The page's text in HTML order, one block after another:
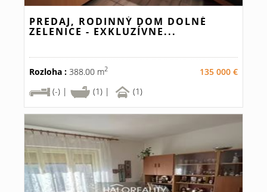
PREDAJ, RODINNÝ DOM DOLNÉ
ZELENICE - EXKLUZÍVNE...
Rozloha : 388.00 m2
135 000 €
(-) |
(1) | (1)